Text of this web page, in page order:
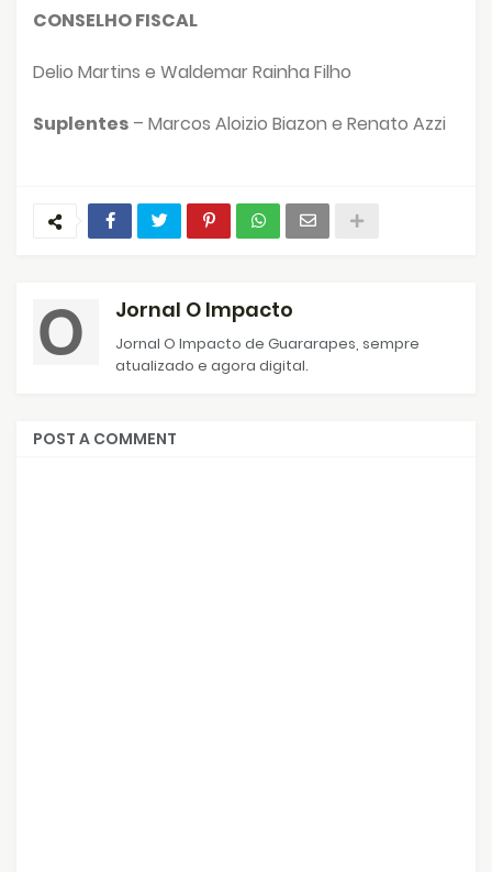
CONSELHO FISCAL
Delio Martins e Waldemar Rainha Filho
Suplentes – Marcos Aloizio Biazon e Renato Azzi
Jornal O Impacto
Jornal O Impacto de Guararapes, sempre
atualizado e agora digital.
POST A COMMENT